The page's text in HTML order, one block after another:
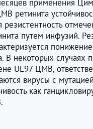
применения
ретинита
резистентность
путем инфузий.
В некоторых случаях
UL97 ЦМВ,
вирусы с
как